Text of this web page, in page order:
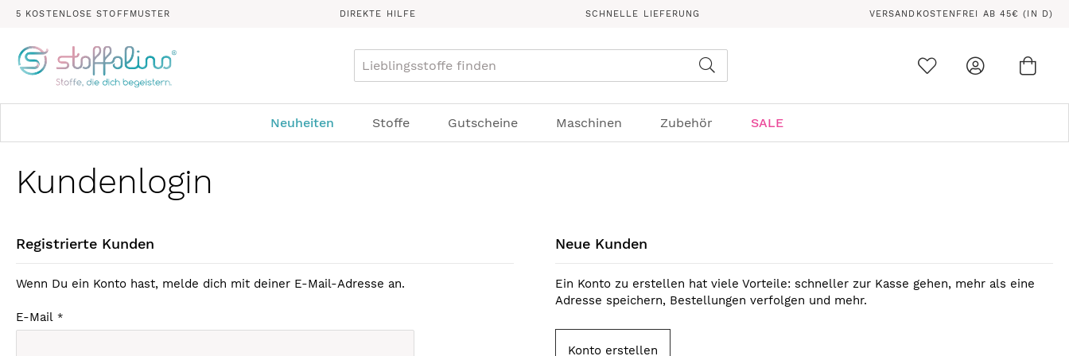
5 KOSTENLOSE STOFFMUSTER DIREKTE HILFE SCHNELLE LIEFERUNG VERSANDKOSTENFREI AB 45€ (IN D)
Suche
Neuheiten Stoffe Gutscheine Maschinen Zubehör SALE
Kundenlogin
Registrierte Kunden
Wenn Du ein Konto hast, melde dich mit deiner E-Mail-Adresse an.
E-Mail
Neue Kunden
Ein Konto zu erstellen hat viele Vorteile: schneller zur Kasse gehen, mehr als eine
Adresse speichern, Bestellungen verfolgen und mehr.
Konto erstellen